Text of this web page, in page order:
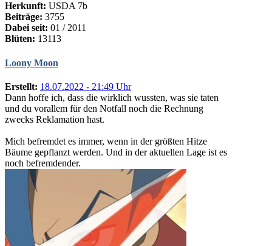
Herkunft: USDA 7b
Beiträge: 3755
Dabei seit: 01 / 2011
Blüten: 13113
Loony Moon
Erstellt: 18.07.2022 - 21:49 Uhr
Dann hoffe ich, dass die wirklich wussten, was sie taten
und du vorallem für den Notfall noch die Rechnung
zwecks Reklamation hast.
Mich befremdet es immer, wenn in der größten Hitze
Bäume gepflanzt werden. Und in der aktuellen Lage ist es
noch befremdender.